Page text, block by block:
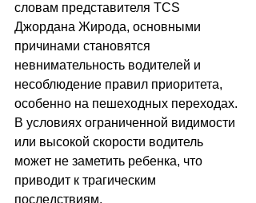
словам представителя TCS
Джордана Жирода, основными
причинами становятся
невнимательность водителей и
несоблюдение правил приоритета,
особенно на пешеходных переходах.
В условиях ограниченной видимости
или высокой скорости водитель
может не заметить ребенка, что
приводит к трагическим
последствиям.